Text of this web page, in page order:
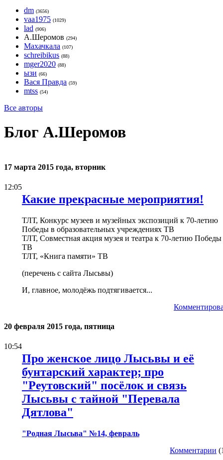
dm (3656)
vaa1975 (1029)
lad (906)
А.Шеромов (294)
Махачкала (107)
schreibikus (88)
mger2020 (88)
ызи (66)
Вася Правда (59)
mtss (54)
Все авторы
Блог А.Шеромов
17 марта 2015 года, вторник
12:05
Какие прекрасные мероприятия!
ТЛТ, Конкурс музеев и музейных экспозиций к 70-летию
Победы в образовательных учреждениях ТВ
ТЛТ, Совместная акция музея и театра к 70-летию Победы
ТВ
ТЛТ, «Книга памяти» ТВ
(перечень с сайта Лысьвы)
И, главное, молодёжь подтягивается...
20 февраля 2015 года, пятница
10:54
Про женское лицо Лысьвы и её
бунтарский характер; про
"Реутовский" посёлок и связь
Лысьвы с тайной "Перевала
Дятлова"
"Родная Лысьва" №14, февраль
Комментарии